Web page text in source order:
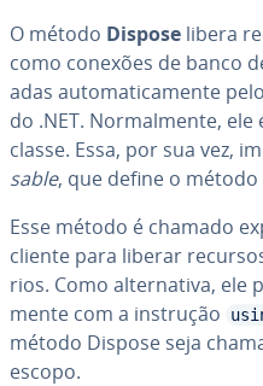
O método Dispose libera
como conexões de banco
a­das au­to­ma­ti­ca­mente
do .NET. Nor­mal­mente,
classe. Essa, por sua vez,
sa­ble, que define o método
Esse método é chamado
cliente para liberar
rios. Como al­ter­na­tiva, ele
mente com a instrução
método Dispose seja
escopo.